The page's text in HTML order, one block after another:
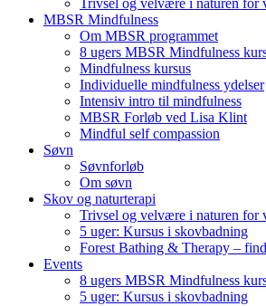
Trivsel og velvære i naturen for
MBSR Mindfulness
Om MBSR programmet
8 ugers MBSR Mindfulness
Mindfulness kursus
Individuelle mindfulness ydelser
Intensiv intro til mindfulness
MBSR Forløb ved Lisa Klint
Mindful self compassion
Søvn
Søvnforløb
Om søvn
Skov og naturterapi
Trivsel og velvære i naturen for
5 uger: Kursus i skovbadning
Forest Bathing & Therapy –
Events
8 ugers MBSR Mindfulness
5 uger: Kursus i skovbadning